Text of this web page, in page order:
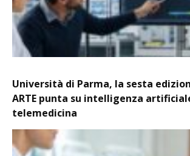
Università di Parma, la sesta
ARTE punta su intelligenza
telemedicina